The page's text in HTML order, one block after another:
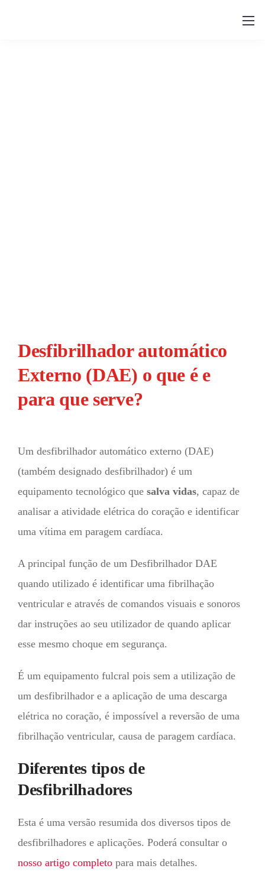
Desfibrilhador automático
Externo (DAE) o que é e
para que serve?
Um desfibrilhador automático externo (DAE)
(também designado desfibrilhador) é um
equipamento tecnológico que salva vidas, capaz de
analisar a atividade elétrica do coração e identificar
uma vítima em paragem cardíaca.
A principal função de um Desfibrilhador DAE
quando utilizado é identificar uma fibrilhação
ventricular e através de comandos visuais e sonoros
dar instruções ao seu utilizador de quando aplicar
esse mesmo choque em segurança.
É um equipamento fulcral pois sem a utilização de
um desfibrilhador e a aplicação de uma descarga
elétrica no coração, é impossível a reversão de uma
fibrilhação ventricular, causa de paragem cardíaca.
Diferentes tipos de
Desfibrilhadores
Esta é uma versão resumida dos diversos tipos de
desfibrilhadores e aplicações. Poderá consultar o
nosso artigo completo para mais detalhes.